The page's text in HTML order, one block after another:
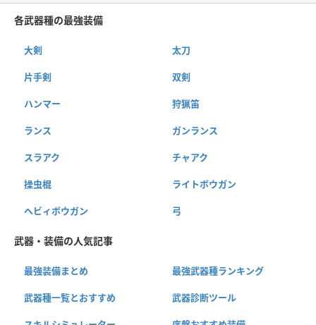
各武器種の最強装備
大剣 太刀
片手剣 双剣
ハンマー 狩猟笛
ランス ガンランス
スラアク チャアク
操虫棍 ライトボウガン
ヘビィボウガン 弓
武器・装備の人気記事
最強装備まとめ 最強武器種ランキング
武器種一覧とおすすめ 武器診断ツール